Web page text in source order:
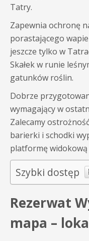
Tatry.
Zapewnia ochronę
porastającego
jeszcze tylko w
Skałek w runie
gatunków roślin.
Dobrze
wymagający w
Zalecamy
barierki i schodki
platformę widokową
Szybki dostęp
Rezerwat
mapa –